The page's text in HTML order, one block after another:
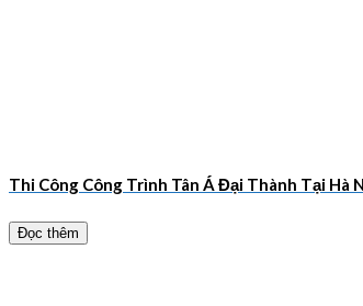
Thi Công Công Trình Tân Á Đại Thành Tại Hà
Đọc thêm